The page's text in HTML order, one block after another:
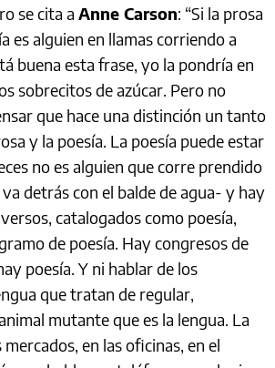
se cita a Anne Carson: “Si la prosa
es alguien en llamas corriendo a
buena esta frase, yo la pondría en
sobrecitos de azúcar. Pero no
que hace una distinción un tanto
y la poesía. La poesía puede estar
no es alguien que corre prendido
detrás con el balde de agua- y hay
catalogados como poesía,
de poesía. Hay congresos de
poesía. Y ni hablar de los
que tratan de regular,
mutante que es la lengua. La
en las oficinas, en el